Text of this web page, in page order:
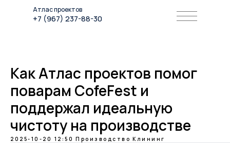
+7 (967) 237-88-30
Атлас проектов
Как Атлас проектов помог
поварам CofeFest и
поддержал идеальную
чистоту на производстве
2025-10-20 12:50 Производство Клининг